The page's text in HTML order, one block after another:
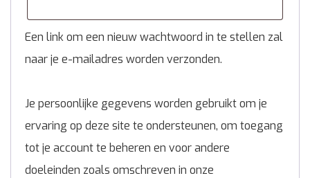
Een link om een nieuw wachtwoord in te stellen zal
naar je e-mailadres worden verzonden.
Je persoonlijke gegevens worden gebruikt om je
ervaring op deze site te ondersteunen, om toegang
tot je account te beheren en voor andere
doeleinden zoals omschreven in onze